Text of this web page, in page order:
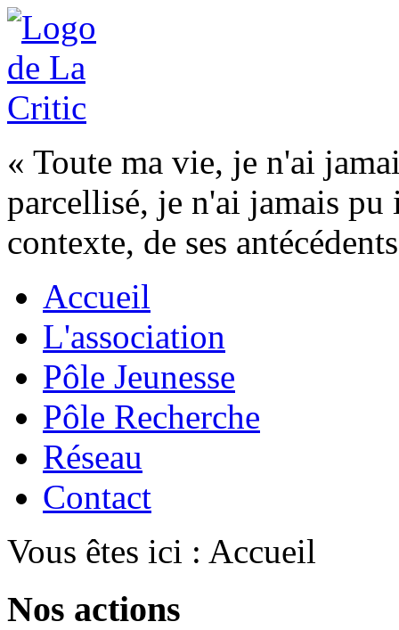
« Toute ma vie, je n'ai
parcellisé, je n'ai jamais pu
contexte, de ses
Accueil
L'association
Pôle Jeunesse
Pôle Recherche
Réseau
Contact
Vous êtes ici : Accueil
Nos actions